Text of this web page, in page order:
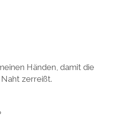
Händen, damit die
zerreißt.